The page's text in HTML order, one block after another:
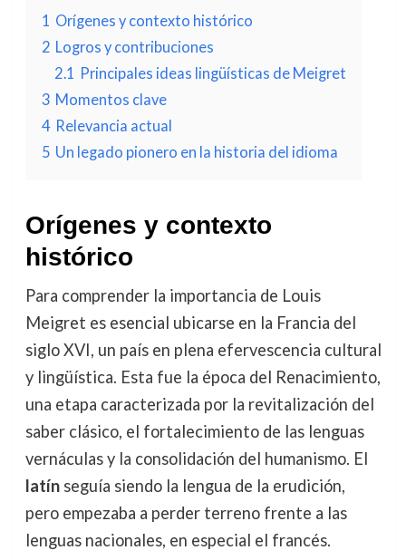
1 Orígenes y contexto histórico
2 Logros y contribuciones
2.1 Principales ideas lingüísticas de Meigret
3 Momentos clave
4 Relevancia actual
5 Un legado pionero en la historia del idioma
Orígenes y contexto
histórico
Para comprender la importancia de Louis
Meigret es esencial ubicarse en la Francia del
siglo XVI, un país en plena efervescencia cultural
y lingüística. Esta fue la época del Renacimiento,
una etapa caracterizada por la revitalización del
saber clásico, el fortalecimiento de las lenguas
vernáculas y la consolidación del humanismo. El
latínseguía siendo la lengua de la erudición,
pero empezaba a perder terreno frente a las
lenguas nacionales, en especial el francés.